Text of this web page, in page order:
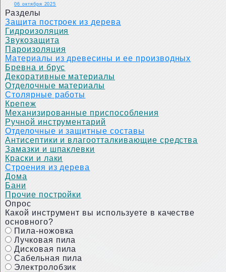
06 октября 2025
Разделы
Защита построек из дерева
Гидроизоляция
Звукозащита
Пароизоляция
Материалы из древесины и ее производных
Бревна и брус
Декоративные материалы
Отделочные материалы
Столярные работы
Крепеж
Механизированные приспособления
Ручной инструментарий
Отделочные и защитные составы
Антисептики и влагоотталкивающие средства
Замазки и шпаклевки
Краски и лаки
Строения из дерева
Дома
Бани
Прочие постройки
Опрос
Какой инструмент вы используете в качестве
основного?
Пила-ножовка
Лучковая пила
Дисковая пила
Сабельная пила
Электролобзик